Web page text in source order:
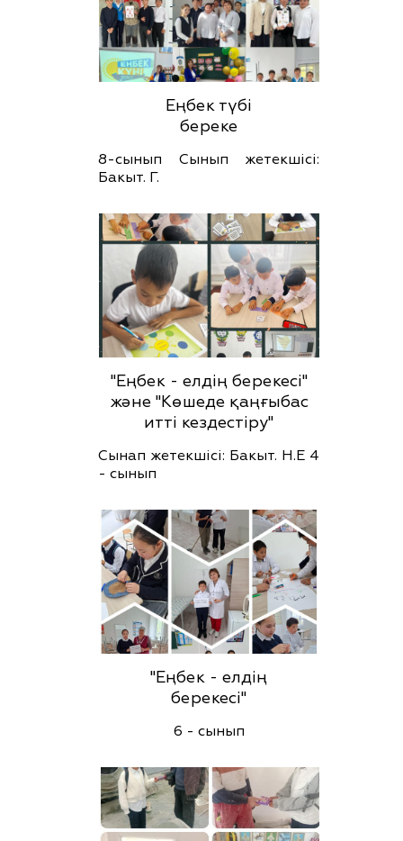
Еңбек түбі
береке
8-сынып Сынып жетекшісі:
Бакыт. Г.
"Еңбек - елдің берекесі"
және "Көшеде қаңғыбас
итті кездестіру"
Сынап жетекшісі: Бакыт. Н.Е 4
- сынып
"Еңбек - елдің
берекесі"
6 - сынып